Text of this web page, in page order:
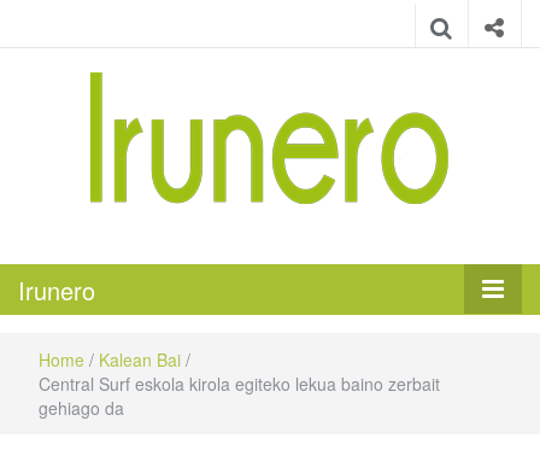
Irunero
Home / Kalean Bai /
Central Surf eskola kirola egiteko lekua baino zerbait
gehiago da